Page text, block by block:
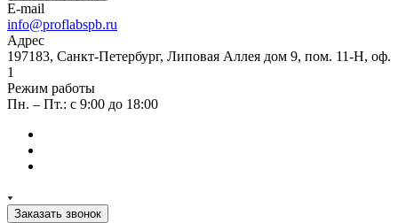
E-mail
info@proflabspb.ru
Адрес
197183, Санкт-Петербург, Липовая Аллея дом 9, пом. 11-Н, оф.
1
Режим работы
Пн. – Пт.: с 9:00 до 18:00
Заказать звонок